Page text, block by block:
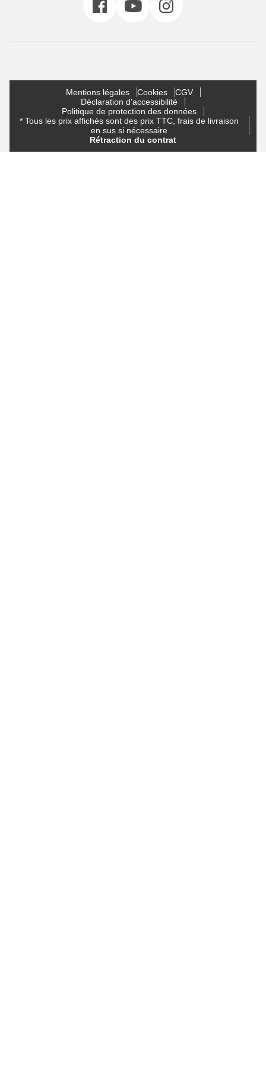
Mentions légales Cookies
CGV
Déclaration d'accessibilité
Politique de protection des données
* Tous les prix affichés sont des prix TTC, frais de livraison
en sus si nécessaire
Rétraction du contrat